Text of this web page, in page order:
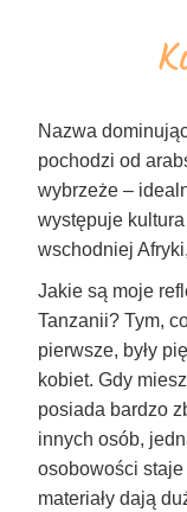
Nazwa
pochodzi od
wybrzeże –
występuje
wschodniej
Jakie są moje
Tanzanii? Tym,
pierwsze, były
kobiet. Gdy
posiada bardzo
innych osób,
osobowości
materiały dają